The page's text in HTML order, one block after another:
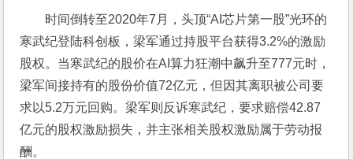
时间倒转至2020年7月，头顶“AI芯片第一股”光环的
寒武纪登陆科创板，梁军通过持股平台获得3.2%的激励
股权。当寒武纪的股价在AI算力狂潮中飙升至777元时，
梁军间接持有的股份价值72亿元，但因其离职被公司要
求以5.2万元回购。梁军则反诉寒武纪，要求赔偿42.87
亿元的股权激励损失，并主张相关股权激励属于劳动报
酬。